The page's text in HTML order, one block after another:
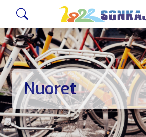
Siirry sivusisältöön
Nuoret